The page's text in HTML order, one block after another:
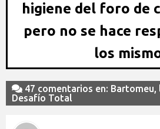
higiene del foro de
pero no se hace
los
47 comentarios en:
Desafío Total